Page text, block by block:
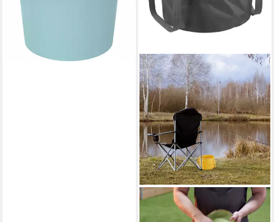
RELAXDAYS
Falteimer für Camping 15 Lit,